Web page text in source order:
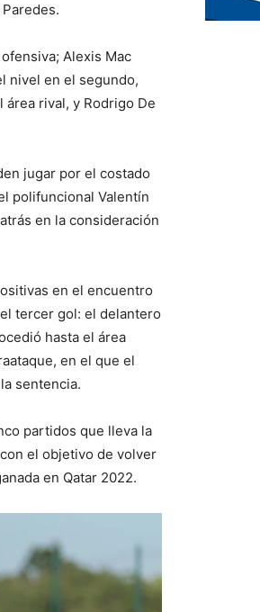
Alexis Mac
nivel en el segundo,
área rival, y Rodrigo De
jugar por el costado
polifuncional Valentín
en la consideración
en el encuentro
tercer gol: el delantero
hasta el área
en el que el
sentencia.
partidos que lleva la
el objetivo de volver
en Qatar 2022.